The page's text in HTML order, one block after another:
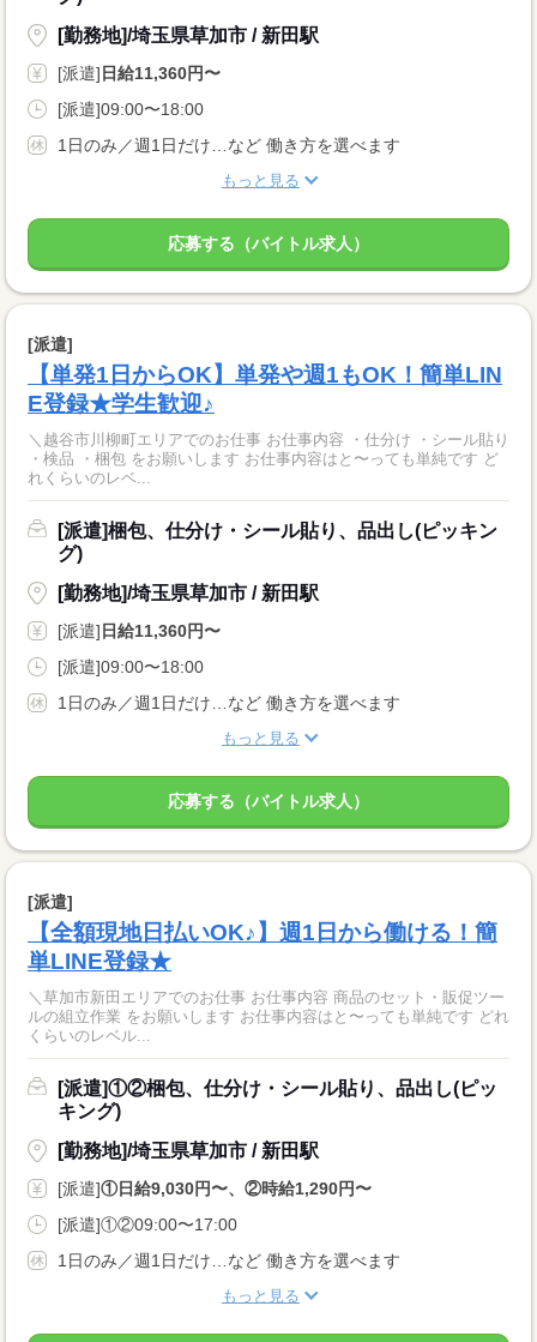
[勤務地]/埼玉県草加市 / 新田駅
[派遣] 日給11,360円〜
[派遣]09:00〜18:00
1日のみ／週1日だけ…など 働き方を選べます
もっと見る
応募する（バイトル求人）
[派遣]
【単発1日からOK】単発や週1もOK！簡単LIN
E登録★学生歓迎♪
＼越谷市川柳町エリアでのお仕事 お仕事内容 ・仕分け ・シール貼り
・検品 ・梱包 をお願いします お仕事内容はと〜っても単純です ど
れくらいのレベ...
[派遣]梱包、仕分け・シール貼り、品出し(ピッキン
グ)
[勤務地]/埼玉県草加市 / 新田駅
[派遣] 日給11,360円〜
[派遣]09:00〜18:00
1日のみ／週1日だけ…など 働き方を選べます
もっと見る
応募する（バイトル求人）
[派遣]
【全額現地日払いOK♪】週1日から働ける！簡
単LINE登録★
＼草加市新田エリアでのお仕事 お仕事内容 商品のセット・販促ツー
ルの組立作業 をお願いします お仕事内容はと〜っても単純です どれ
くらいのレベル...
[派遣]①②梱包、仕分け・シール貼り、品出し(ピッ
キング)
[勤務地]/埼玉県草加市 / 新田駅
[派遣]①日給9,030円〜、②時給1,290円〜
[派遣]①②09:00〜17:00
1日のみ／週1日だけ…など 働き方を選べます
もっと見る